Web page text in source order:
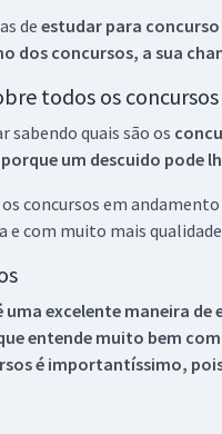
de estudar para
dosconcursos, a sua
todos os
sabendo quais são os
um descuido pode
concursos em
e com muito mais
uma excelente maneira
entende muito bem
é importantíssimo,